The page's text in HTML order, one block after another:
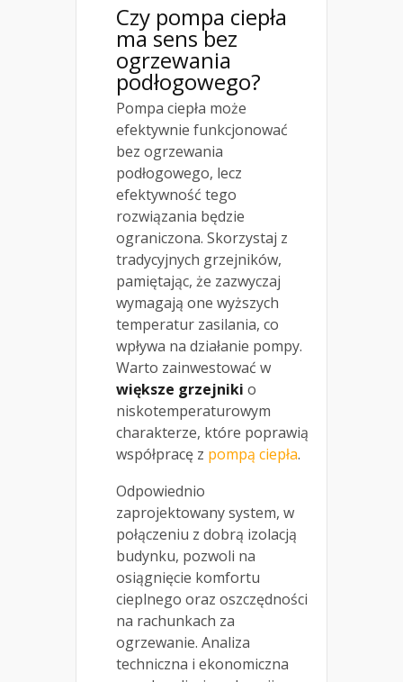
Czy pompa ciepła
ma sens bez
ogrzewania
podłogowego?
Pompa ciepła może
efektywnie funkcjonować
bez ogrzewania
podłogowego, lecz
efektywność tego
rozwiązania będzie
ograniczona. Skorzystaj z
tradycyjnych grzejników,
pamiętając, że zazwyczaj
wymagają one wyższych
temperatur zasilania, co
wpływa na działanie pompy.
Warto zainwestować w
większe grzejniki o
niskotemperaturowym
charakterze, które poprawią
współpracę z pompą ciepła.
Odpowiednio
zaprojektowany system, w
połączeniu z dobrą izolacją
budynku, pozwoli na
osiągnięcie komfortu
cieplnego oraz oszczędności
na rachunkach za
ogrzewanie. Analiza
techniczna i ekonomiczna